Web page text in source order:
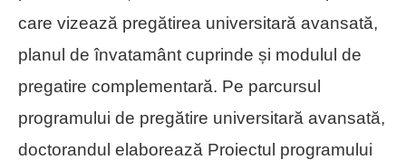
care vizează pregătirea universitară avansată,
planul de învatamânt cuprinde și modulul de
pregatire complementară. Pe parcursul
programului de pregătire universitară avansată,
doctorandul elaborează Proiectul programului